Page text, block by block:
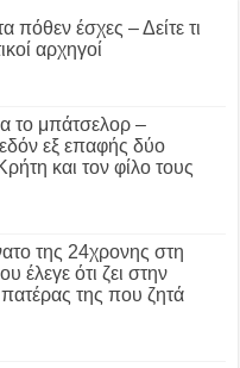
πόθεν έσχες – Δείτε τι
αρχηγοί
το μπάτσελορ –
εξ επαφής δύο
και τον φίλο τους
της 24χρονης στη
έλεγε ότι ζει στην
της που ζητά